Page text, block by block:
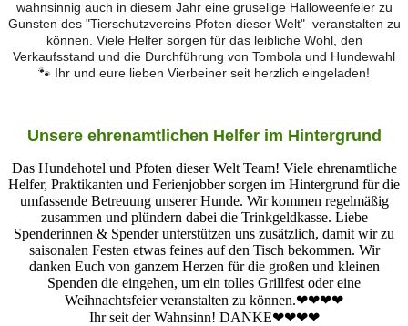
wahnsinnig auch in diesem Jahr eine gruselige Halloweenfeier zu
Gunsten des "Tierschutzvereins Pfoten dieser Welt" veranstalten zu
können. Viele Helfer sorgen für das leibliche Wohl, den
Verkaufsstand und die Durchführung von Tombola und Hundewahl
🐾 Ihr und eure lieben Vierbeiner seit herzlich eingeladen!
Unsere ehrenamtlichen Helfer im Hintergrund
Das Hundehotel und Pfoten dieser Welt Team! Viele ehrenamtliche
Helfer, Praktikanten und Ferienjobber sorgen im Hintergrund für die
umfassende Betreuung unserer Hunde. Wir kommen regelmäßig
zusammen und plündern dabei die Trinkgeldkasse. Liebe
Spenderinnen & Spender unterstützen uns zusätzlich, damit wir zu
saisonalen Festen etwas feines auf den Tisch bekommen. Wir
danken Euch von ganzem Herzen für die großen und kleinen
Spenden die eingehen, um ein tolles Grillfest oder eine
Weihnachtsfeier veranstalten zu können.❤❤❤❤
Ihr seit der Wahnsinn! DANKE❤❤❤❤